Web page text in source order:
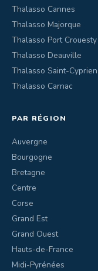
Thalasso Cannes
Thalasso Majorque
Thalasso Port Crouesty
Thalasso Deauville
Thalasso Saint-Cyprien
Thalasso Carnac
PAR RÉGION
Auvergne
Bourgogne
Bretagne
Centre
Corse
Grand Est
Grand Ouest
Hauts-de-France
Midi-Pyrénées